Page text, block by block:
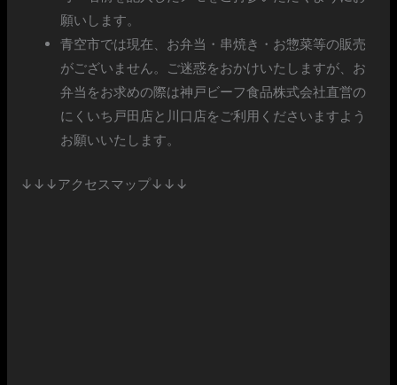
願いします。
青空市では現在、お弁当・串焼き・お惣菜等の販売
がございません。ご迷惑をおかけいたしますが、お
弁当をお求めの際は神戸ビーフ食品株式会社直営の
にくいち戸田店と川口店をご利用くださいますよう
お願いいたします。
↓↓↓アクセスマップ↓↓↓